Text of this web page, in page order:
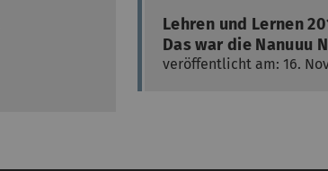
Lehren und Lernen
Das war die Nanuuu
veröffentlicht am: 16.